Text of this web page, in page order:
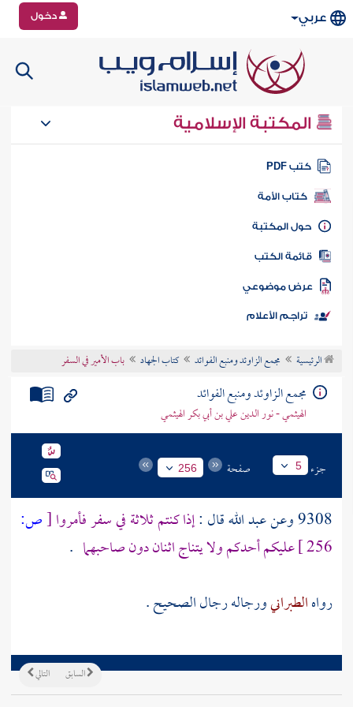
عربي دخول
المكتبة الإسلامية
كتب PDF
كتاب الأمة
المكتبة
الكتب
موضوعي
تراجم الأعلام
الرئيسية مجمع الزاوئد ومنبع الفوائد كتاب الجهاد باب الأمير في السفر
مجمع الزاوئد ومنبع الفوائد
الهيثمي - نور الدين علي بن أبي بكر الهيثمي
جزء 5 صفحة 256
9308 وعن عبد اللهقال :إذا كنتم ثلاثة في سفر فأمروا[ص:
256 ] عليكم أحدكم ولا يتناج اثنان دون صاحبهما .
رواهالطبرانيورجاله رجال الصحيح .
التالي السابق